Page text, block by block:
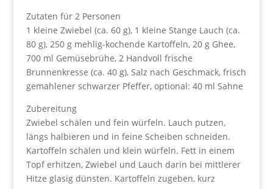
Zutaten für 2 Personen
1 kleine Zwiebel (ca. 60 g), 1 kleine Stange Lauch (ca.
80 g), 250 g mehlig-kochende Kartoffeln, 20 g Ghee,
700 ml Gemüsebrühe, 2 Handvoll frische
Brunnenkresse (ca. 40 g), Salz nach Geschmack, frisch
gemahlener schwarzer Pfeffer, optional: 40 ml Sahne
Zubereitung
Zwiebel schälen und fein würfeln. Lauch putzen,
längs halbieren und in feine Scheiben schneiden.
Kartoffeln schälen und klein würfeln. Fett in einem
Topf erhitzen, Zwiebel und Lauch darin bei mittlerer
Hitze glasig dünsten. Kartoffeln zugeben, kurz